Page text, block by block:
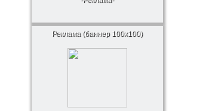
Реклама (баннер 100x100)